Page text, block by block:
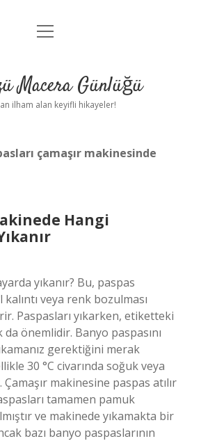
Anasayfa
Yasal Uyarı
menüyü
Macera Günlüğü
ilham alan keyifli hikayeler!
çamaşır makinesinde
Hangi
yıkanır? Bu, paspas
veya renk bozulması
Paspasları yıkarken, etiketteki
önemlidir. Banyo paspasını
gerektiğini merak
30 °C civarında soğuk veya
Çamaşır makinesine paspas atılır
tamamen pamuk
ve makinede yıkamakta bir
bazı banyo paspaslarının